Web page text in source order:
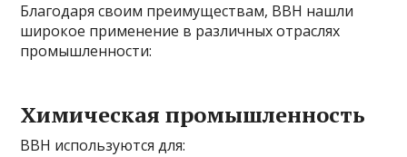
Благодаря своим преимуществам, ВВН нашли
широкое применение в различных отраслях
промышленности:
Химическая промышленность
ВВН используются для: